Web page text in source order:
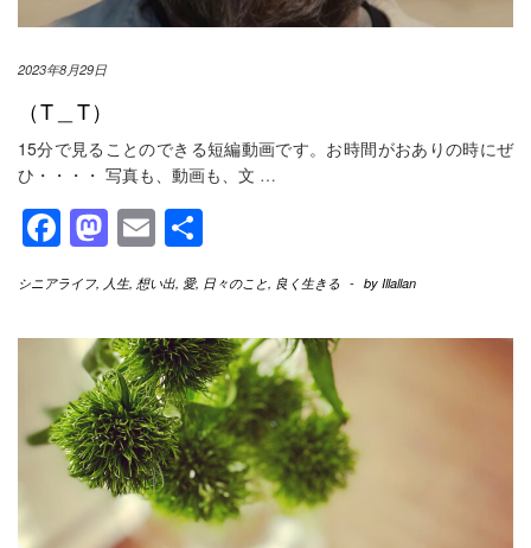
2023年8月29日
（T＿T）
15分で見ることのできる短編動画です。お時間がおありの時にぜ
ひ・・・・ 写真も、動画も、文 …
Facebook
Mastodon
Email
有
シニアライフ, 人生, 想い出, 愛, 日々のこと, 良く生きる - by Illallan